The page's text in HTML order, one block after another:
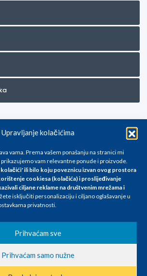
Upravljanje kolačićima
vama. Prema vašem ponašanju na stranici mi
vam relevantne ponude i proizvode.
kolačići' ili bilo koju poveznicu izvan ovog prostora
cookiesa (kolačića) i proslijeđivanje
ciljane reklame na društvenim mrežama i
isključiti personalizaciju i ciljano oglašavanje u
privatnosti.
Prihvaćam sve
Prihvaćam samo nužne
nema u ponudi obratite nam se na
cijene su informativnog karaktera i podložne su
plaćanje(gotovina) u Eurima i uključuju PDV. Sve
u našim poslovnicama. Trudimo se dati što bolji
tome, ne možemo garantirati da su svi
greške prilikom štampanja te promjene